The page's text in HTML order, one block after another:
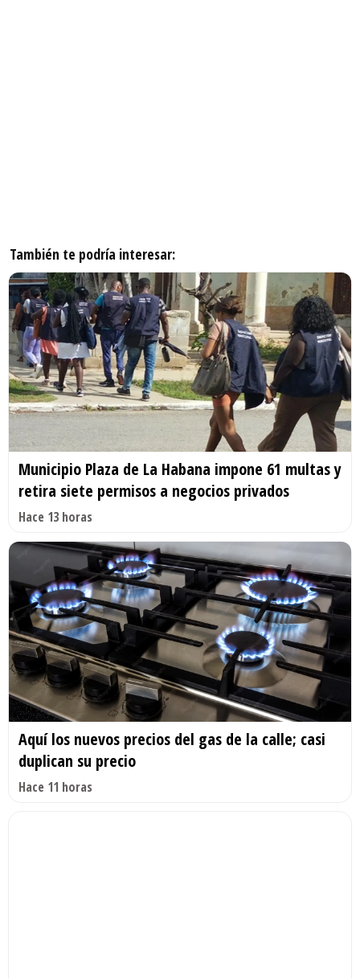
También te podría interesar:
Municipio Plaza de La Habana impone 61 multas y
retira siete permisos a negocios privados
Hace 13 horas
Aquí los nuevos precios del gas de la calle; casi
duplican su precio
Hace 11 horas